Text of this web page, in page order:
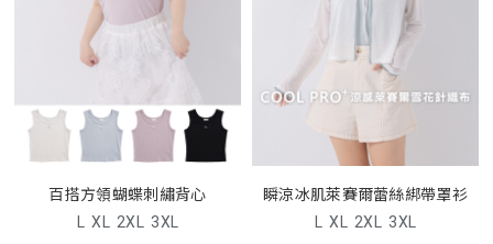
百搭方領蝴蝶刺繡背心
L XL 2XL 3XL
瞬涼冰肌萊賽爾蕾絲綁帶罩衫
L XL 2XL 3XL